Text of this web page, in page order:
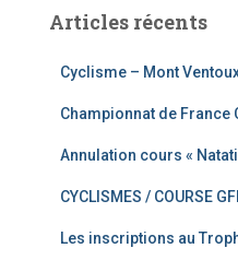
Articles récents
Cyclisme – Mont
Championnat de France
Annulation cours «
CYCLISMES / COURSE
Les inscriptions au